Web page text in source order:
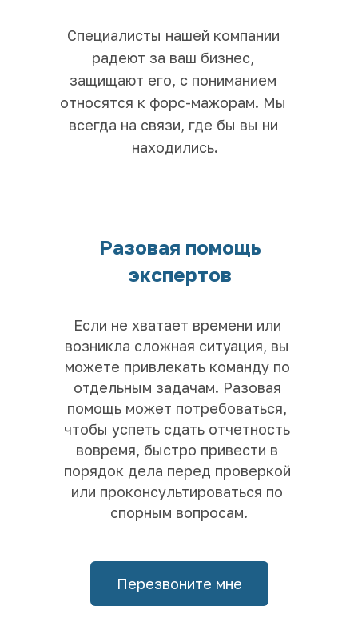
Специалисты нашей компании
радеют за ваш бизнес,
защищают его, с пониманием
относятся к форс-мажорам. Мы
всегда на связи, где бы вы ни
находились.
Разовая помощь
экспертов
Если не хватает времени или
возникла сложная ситуация, вы
можете привлекать команду по
отдельным задачам. Разовая
помощь может потребоваться,
чтобы успеть сдать отчетность
вовремя, быстро привести в
порядок дела перед проверкой
или проконсультироваться по
спорным вопросам.
Перезвоните мне